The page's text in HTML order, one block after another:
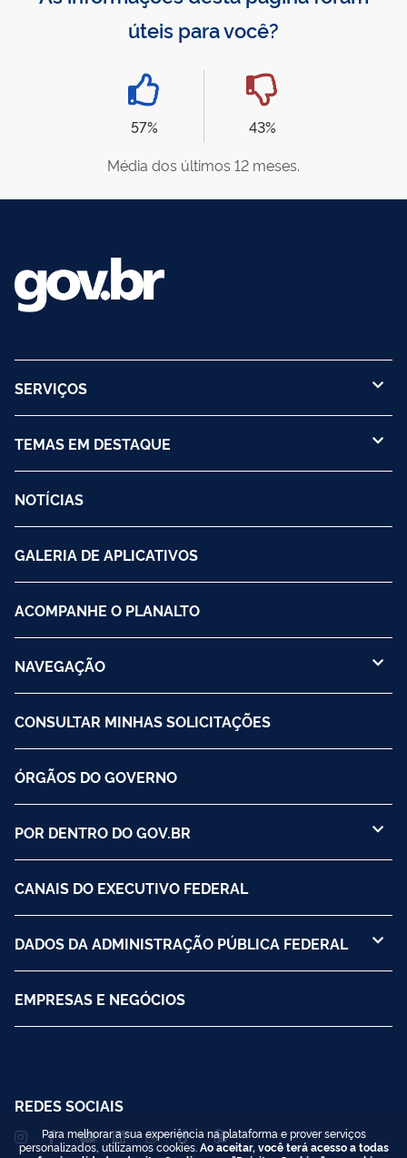
úteis para você?
57%
43%
Média dos últimos 12 meses.
SERVIÇOS
TEMAS EM DESTAQUE
NOTÍCIAS
GALERIA DE APLICATIVOS
ACOMPANHE O PLANALTO
NAVEGAÇÃO
CONSULTAR MINHAS SOLICITAÇÕES
ÓRGÃOS DO GOVERNO
POR DENTRO DO GOV.BR
CANAIS DO EXECUTIVO FEDERAL
DADOS DA ADMINISTRAÇÃO PÚBLICA FEDERAL
EMPRESAS E NEGÓCIOS
REDES SOCIAIS
Para melhorar a sua experiência na plataforma e prover serviços
personalizados, utilizamos cookies. Ao aceitar, você terá acesso a todas